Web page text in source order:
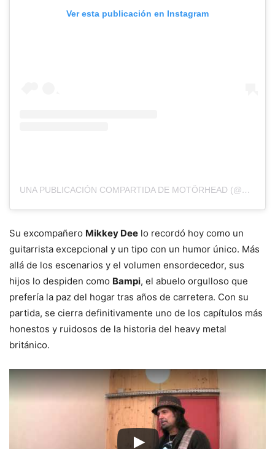
Ver esta publicación en Instagram
UNA PUBLICACIÓN COMPARTIDA DE MOTÖRHEAD (@OFFICIALMOTORHEAD)
Su excompañero Mikkey Dee lo recordó hoy como un
guitarrista excepcional y un tipo con un humor único. Más
allá de los escenarios y el volumen ensordecedor, sus
hijos lo despiden como Bampi, el abuelo orgulloso que
prefería la paz del hogar tras años de carretera. Con su
partida, se cierra definitivamente uno de los capítulos más
honestos y ruidosos de la historia del heavy metal
británico.